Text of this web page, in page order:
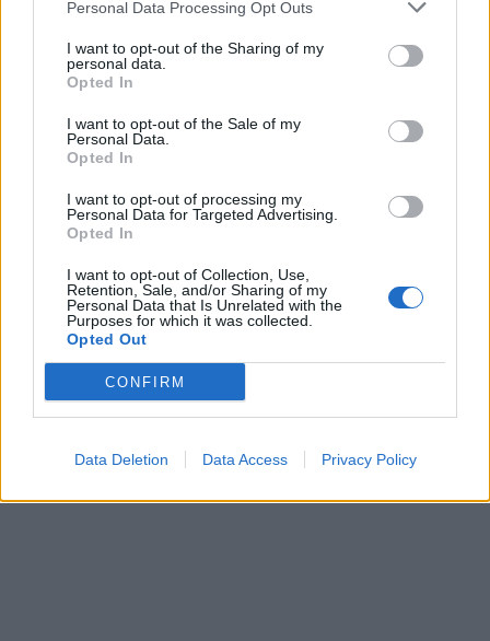
Personal Data Processing Opt Outs
I want to opt-out of the Sharing of my
personal data.
Opted In
I want to opt-out of the Sale of my
Personal Data.
Opted In
I want to opt-out of processing my
Personal Data for Targeted Advertising.
Opted In
I want to opt-out of Collection, Use,
Retention, Sale, and/or Sharing of my
Personal Data that Is Unrelated with the
Purposes for which it was collected.
Opted Out
CONFIRM
Data Deletion Data Access Privacy Policy